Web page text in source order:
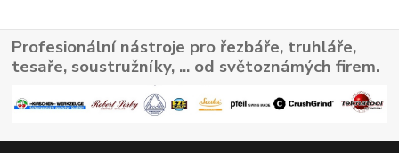
Profesionální nástroje pro řezbáře, truhláře,
tesaře, soustružníky, ... od světoznámých firem.